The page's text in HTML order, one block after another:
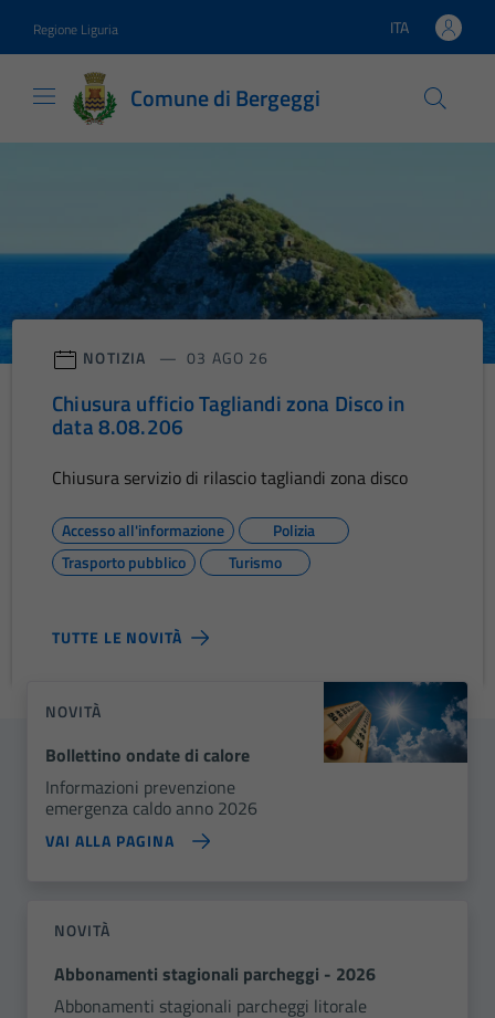
Regione Liguria Lingua attiva:
ITA
Comune di Bergeggi
NOTIZIA 03 AGO 26
Chiusura ufficio Tagliandi zona Disco in
data 8.08.206
Chiusura servizio di rilascio tagliandi zona disco
Accesso all'informazione
Polizia
Trasporto pubblico
Turismo
TUTTE LE NOVITÀ
NOVITÀ
Bollettino ondate di calore
Informazioni prevenzione
emergenza caldo anno 2026
VAI ALLA PAGINA
NOVITÀ
Abbonamenti stagionali parcheggi - 2026
Abbonamenti stagionali parcheggi litorale